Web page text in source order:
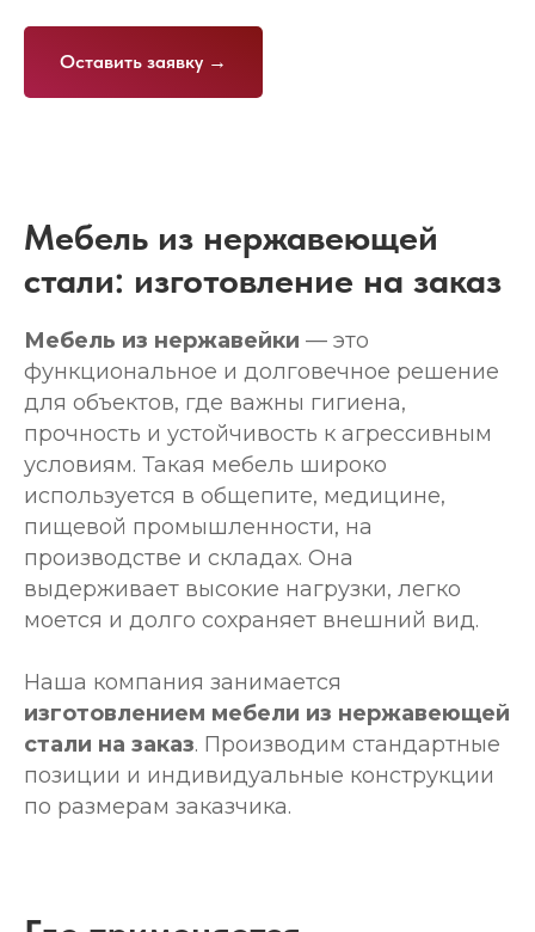
Оставить заявку →
Мебель из нержавеющей
стали: изготовление на заказ
Мебель из нержавейки — это
функциональное и долговечное решение
для объектов, где важны гигиена,
прочность и устойчивость к агрессивным
условиям. Такая мебель широко
используется в общепите, медицине,
пищевой промышленности, на
производстве и складах. Она
выдерживает высокие нагрузки, легко
моется и долго сохраняет внешний вид.
Наша компания занимается
изготовлением мебели из нержавеющей
стали на заказ. Производим стандартные
позиции и индивидуальные конструкции
по размерам заказчика.